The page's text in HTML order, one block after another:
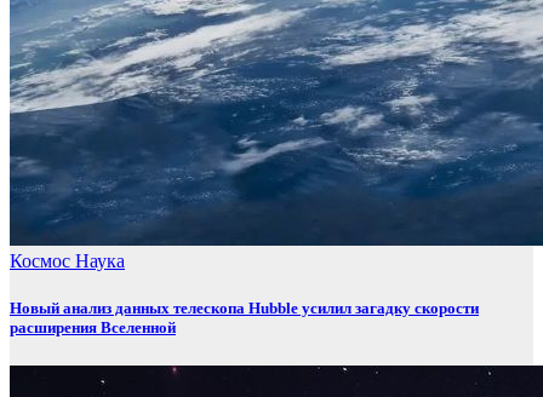
Космос Наука
Новый анализ данных телескопа Hubble усилил загадку скорости
расширения Вселенной